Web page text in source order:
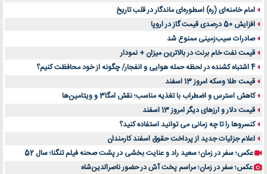
امام خامنه‌ای (ره) اسطوره‌ای ماندگار در قلب تاریخ
افزایش 50 درصدی قیمت گاز در اروپا
صادرات سیب‌زمینی ممنوع شد
قیمت نفت خام برنت در بالاترین میزان + نمودار
4 اشتباه کشنده در لحظه حمله هوایی و انفجار/ چگونه از خود محافظت کنیم؟
قیمت طلا وسکه امروز 13 اسفند
کاهش استرس و اضطراب با تغذیه مناسب؛ نقش امگا3 و ویتامین‌ها
قیمت دلار و ارزهای دیگر امروز 13 اسفند
کنسروها را تا چه زمانی می توانید استفاده کنید؟
اعلام جزئیات جدید از پرداخت حقوق اسفند کارمندان
عکس؛ سفر در زمان؛ سعید راد و عنایت بخشی در پشت صحنه فیلم تنگنا؛ سال 52
عکس؛ سفر در زمان؛ مراسم پخت آش در حضور ناصرالدین‌شاه